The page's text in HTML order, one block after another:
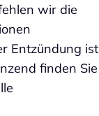
wir die
Entzündung ist
finden Sie